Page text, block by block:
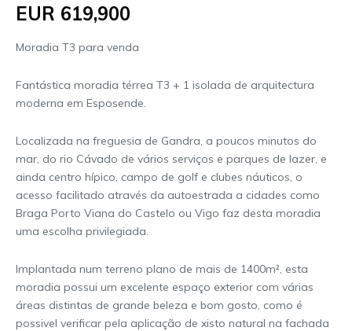
EUR 619,900
Moradia T3 para venda
Fantástica moradia térrea T3 + 1 isolada de arquitectura
moderna em Esposende.
Localizada na freguesia de Gandra, a poucos minutos do
mar, do rio Cávado de vários serviços e parques de lazer, e
ainda centro hípico, campo de golf e clubes náuticos, o
acesso facilitado através da autoestrada a cidades como
Braga Porto Viana do Castelo ou Vigo faz desta moradia
uma escolha privilegiada.
Implantada num terreno plano de mais de 1400m², esta
moradia possui um excelente espaço exterior com várias
áreas distintas de grande beleza e bom gosto, como é
possivel verificar pela aplicação de xisto natural na fachada